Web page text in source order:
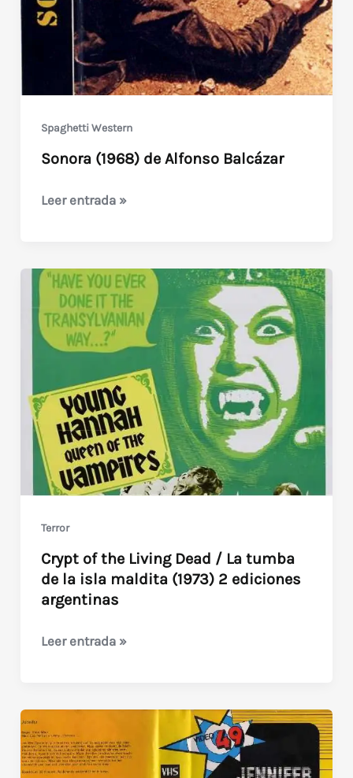
de
los
Muertos
Vivientes
(1980)
Spaghetti Western
Sonora (1968) de Alfonso Balcázar
Sonora
Alfonso
Balcázar
Leer entrada »
Terror
Crypt of the Living Dead / La tumba
de la isla maldita (1973) 2 ediciones
argentinas
Crypt
Living
Dead
/
La
Leer entrada »